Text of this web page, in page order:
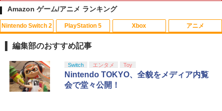
1
KontrolFreek コントロールフリーク FP
Sフリーク Galaxy PlayStation 4 PS4 a
nd PlayStation 5 PS5 | Performance T
￥1,750
1
CYBER ・ 高硬度ガラスパネル （ Switc
h2 用）反射防止 ＋ブルーライトカット
タイプ AGC製 強化ガラス 硬度9H 硬度9
ラウンドカット加工 飛散防止加工
￥1,760
1
【中古】 コクリコ坂から レンタル落ち
Blu-ray ブルーレイ / [DVD]【メール便送
料無料】
￥1,525
Amazon ゲーム/アニメ ランキング
Nintendo Switch 2
1
スプラトゥーン レイダース|オンライン
コード版
PlayStation 5
1
PlayStation 5 デジタル・エディション
日本語専用 Console Language: Japan
ese only (CFI-2200B01)
Xbox
1
【純正品】Xbox ワイヤレス コントロー
ラー + USB-C® ケーブル
アニメ
1
【Amazon.co.jp限定】劇場版モノノ怪
第三章 蛇神 (Amazon.co.jp限定オリジ
ナル三方背収納ケース付きコレクション)
(オリジナル特典:オリジナル巾着＋メー
編集部のおすすめ記事
Switch エンタメ Toy
Nintendo TOKYO、全貌をメディア内覧
会で堂々公開！